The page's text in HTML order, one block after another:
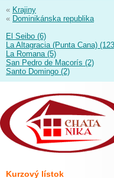
« Krajiny
« Dominikánska republika
El Seibo (6)
La Altagracia (Punta Cana)
La Romana (5)
San Pedro de Macorís (2)
Santo Domingo (2)
Kurzový lístok